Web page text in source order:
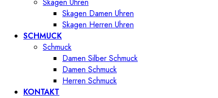
Skagen Damen Uhren
Skagen Herren Uhren
SCHMUCK
Schmuck
Damen Silber Schmuck
Damen Schmuck
Herren Schmuck
KONTAKT